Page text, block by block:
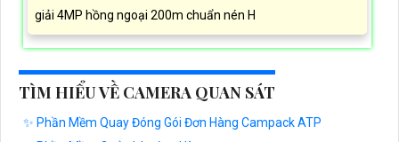
giải 4MP hồng ngoại 200m chuẩn nén H
TÌM HIỂU VỀ CAMERA QUAN SÁT
✨ Phần Mềm Quay Đóng Gói Đơn Hàng Campack ATP